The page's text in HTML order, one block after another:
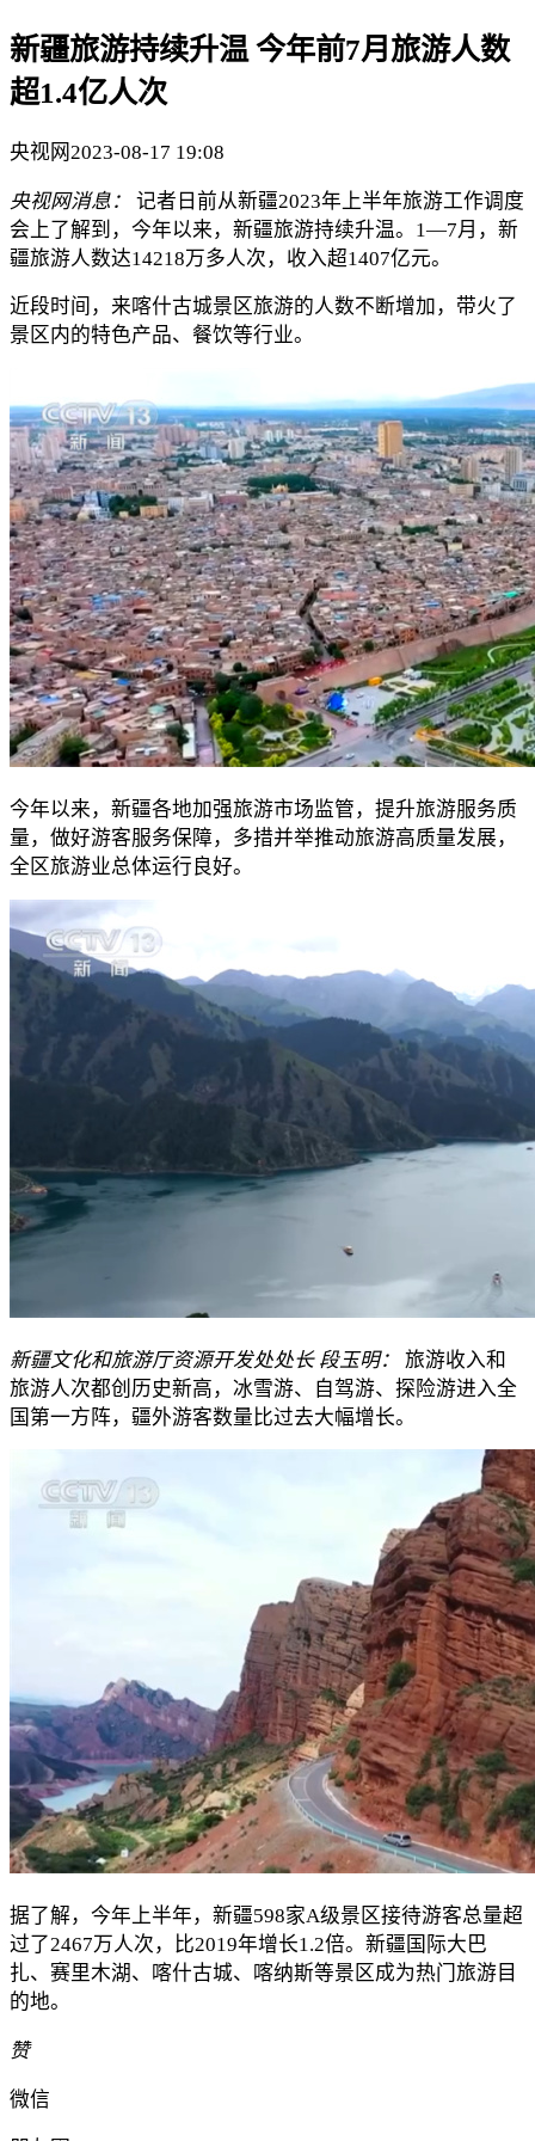
新疆旅游持续升温 今年前7月旅游人数
超1.4亿人次
央视网2023-08-17 19:08
央视网消息：
记者日前从新疆2023年上半年旅游工作调度
会上了解到，今年以来，新疆旅游持续升温。1—7月，新
疆旅游人数达14218万多人次，收入超1407亿元。
近段时间，来喀什古城景区旅游的人数不断增加，带火了
景区内的特色产品、餐饮等行业。
今年以来，新疆各地加强旅游市场监管，提升旅游服务质
量，做好游客服务保障，多措并举推动旅游高质量发展，
全区旅游业总体运行良好。
新疆文化和旅游厅资源开发处处长 段玉明：
旅游收入和
旅游人次都创历史新高，冰雪游、自驾游、探险游进入全
国第一方阵，疆外游客数量比过去大幅增长。
据了解，今年上半年，新疆598家A级景区接待游客总量超
过了2467万人次，比2019年增长1.2倍。新疆国际大巴
扎、赛里木湖、喀什古城、喀纳斯等景区成为热门旅游目
的地。
赞
微信